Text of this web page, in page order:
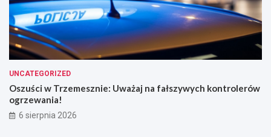
UNCATEGORIZED
Oszuści w Trzemesznie: Uważaj na fałszywych kontrolerów
ogrzewania!
6 sierpnia 2026